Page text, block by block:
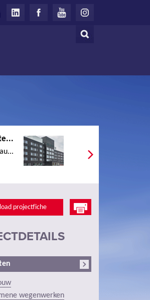
Zoeken
projectfiche
wegenwerken